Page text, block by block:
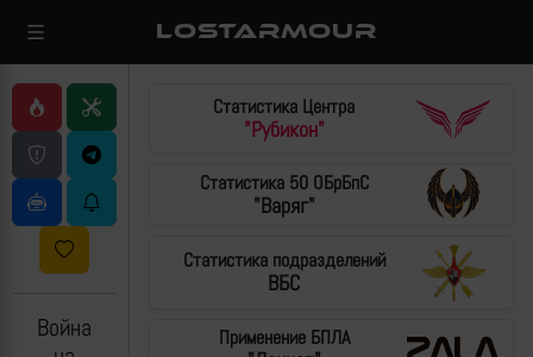
LOSTARMOUR
Война
Статистика Центра
"Рубикон"
Статистика 50 ОБрБпС
"Варяг"
Статистика подразделений
ВБС
Применение БПЛА